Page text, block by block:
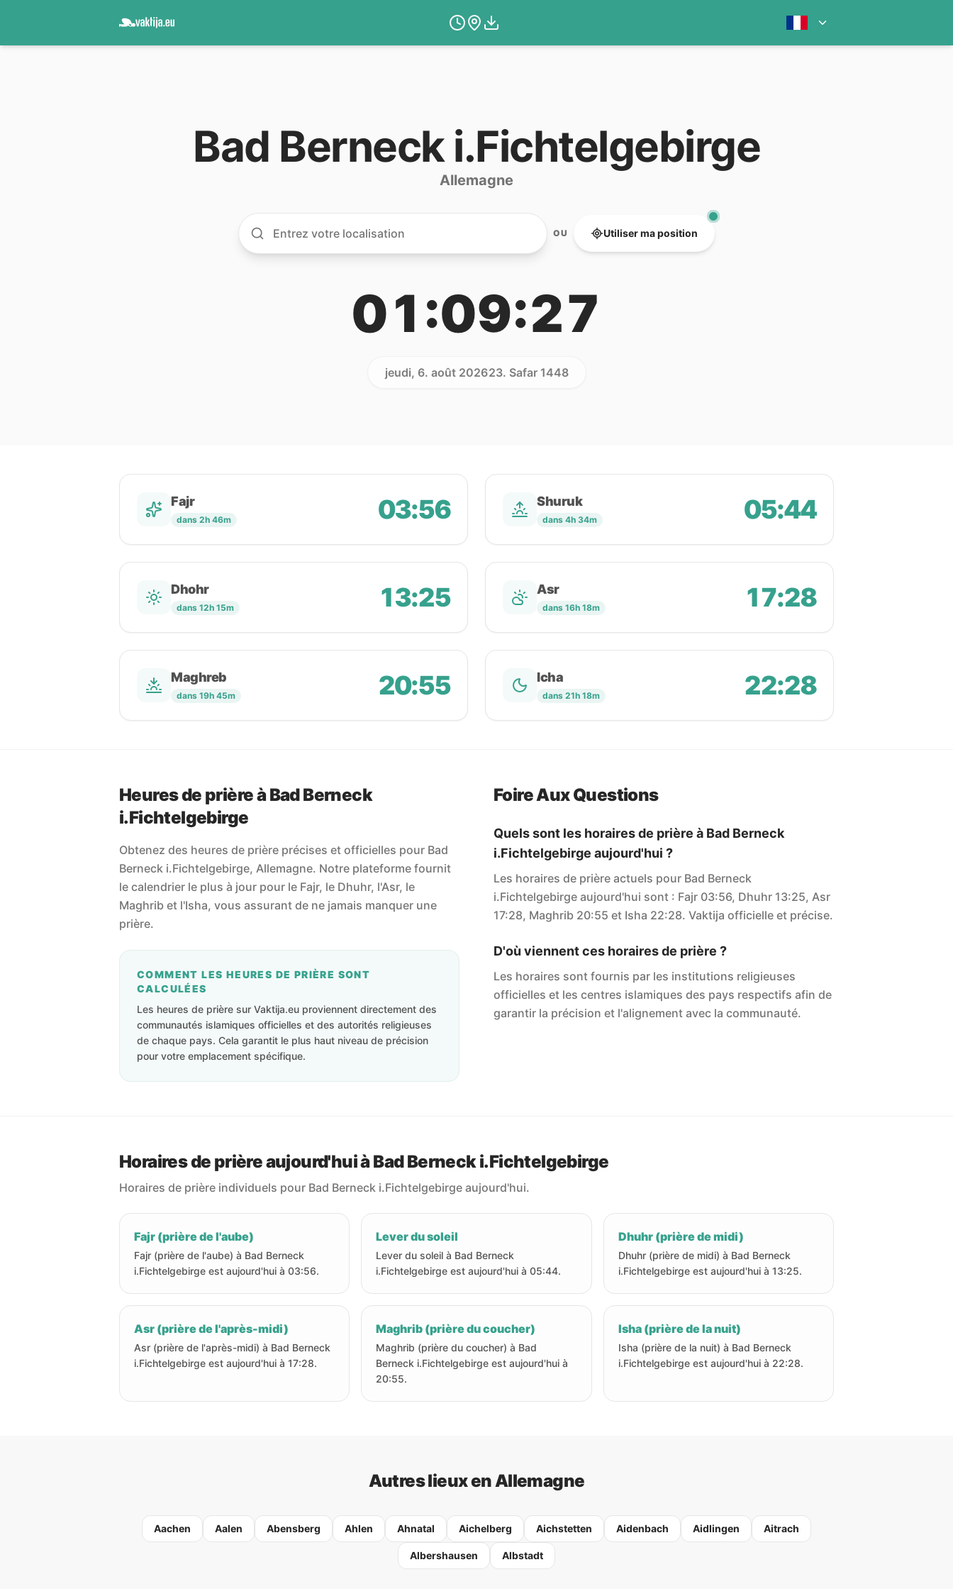
Bad Berneck i.Fichtelgebirge
Allemagne
OU Utiliser ma position
01:09:27
jeudi, 6. août 202623. Safar 1448
Fajr
dans 2h 46m 03:56 Shuruk
dans 4h 34m 05:44
Dhohr
dans 12h 15m 13:25 Asr
dans 16h 18m 17:28
Maghreb
dans 19h 45m 20:55 Icha
dans 21h 18m 22:28
Heures de prière à Bad Berneck
i.Fichtelgebirge
Obtenez des heures de prière précises et officielles pour Bad
Berneck i.Fichtelgebirge, Allemagne. Notre plateforme fournit
le calendrier le plus à jour pour le Fajr, le Dhuhr, l'Asr, le
Maghrib et l'Isha, vous assurant de ne jamais manquer une
prière.
COMMENT LES HEURES DE PRIÈRE SONT
CALCULÉES
Les heures de prière sur Vaktija.eu proviennent directement des
communautés islamiques officielles et des autorités religieuses
de chaque pays. Cela garantit le plus haut niveau de précision
pour votre emplacement spécifique.
Foire Aux Questions
Quels sont les horaires de prière à Bad Berneck
i.Fichtelgebirge aujourd'hui ?
Les horaires de prière actuels pour Bad Berneck
i.Fichtelgebirge aujourd'hui sont : Fajr 03:56, Dhuhr 13:25, Asr
17:28, Maghrib 20:55 et Isha 22:28. Vaktija officielle et précise.
D'où viennent ces horaires de prière ?
Les horaires sont fournis par les institutions religieuses
officielles et les centres islamiques des pays respectifs afin de
garantir la précision et l'alignement avec la communauté.
Horaires de prière aujourd'hui à Bad Berneck i.Fichtelgebirge
Horaires de prière individuels pour Bad Berneck i.Fichtelgebirge aujourd'hui.
Fajr (prière de l'aube)
Fajr (prière de l'aube) à Bad Berneck
i.Fichtelgebirge est aujourd'hui à 03:56.
Lever du soleil
Lever du soleil à Bad Berneck
i.Fichtelgebirge est aujourd'hui à 05:44.
Dhuhr (prière de midi)
Dhuhr (prière de midi) à Bad Berneck
i.Fichtelgebirge est aujourd'hui à 13:25.
Asr (prière de l'après-midi)
Asr (prière de l'après-midi) à Bad Berneck
i.Fichtelgebirge est aujourd'hui à 17:28.
Maghrib (prière du coucher)
Maghrib (prière du coucher) à Bad
Berneck i.Fichtelgebirge est aujourd'hui à
20:55.
Isha (prière de la nuit)
Isha (prière de la nuit) à Bad Berneck
i.Fichtelgebirge est aujourd'hui à 22:28.
Autres lieux en Allemagne
Aachen Aalen Abensberg Ahlen Ahnatal Aichelberg Aichstetten Aidenbach Aidlingen Aitrach
Albershausen Albstadt